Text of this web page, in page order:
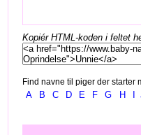
Kopiér HTML-koden i feltet
Find navne til piger der starter
A B C D E F G H